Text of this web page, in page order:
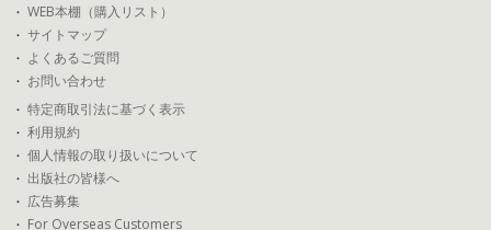
WEB本棚（購入リスト）
サイトマップ
よくあるご質問
お問い合わせ
特定商取引法に基づく表示
利用規約
個人情報の取り扱いについて
出版社の皆様へ
広告募集
For Overseas Customers